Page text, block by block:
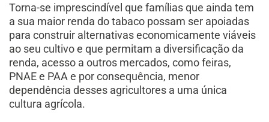
Torna-se imprescindível que famílias que ainda tem
a sua maior renda do tabaco possam ser apoiadas
para construir alternativas economicamente viáveis
ao seu cultivo e que permitam a diversificação da
renda, acesso a outros mercados, como feiras,
PNAE e PAA e por consequência, menor
dependência desses agricultores a uma única
cultura agrícola.